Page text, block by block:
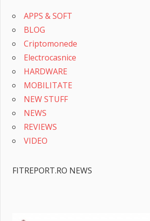
APPS & SOFT
BLOG
Criptomonede
Electrocasnice
HARDWARE
MOBILITATE
NEW STUFF
NEWS
REVIEWS
VIDEO
FITREPORT.RO NEWS